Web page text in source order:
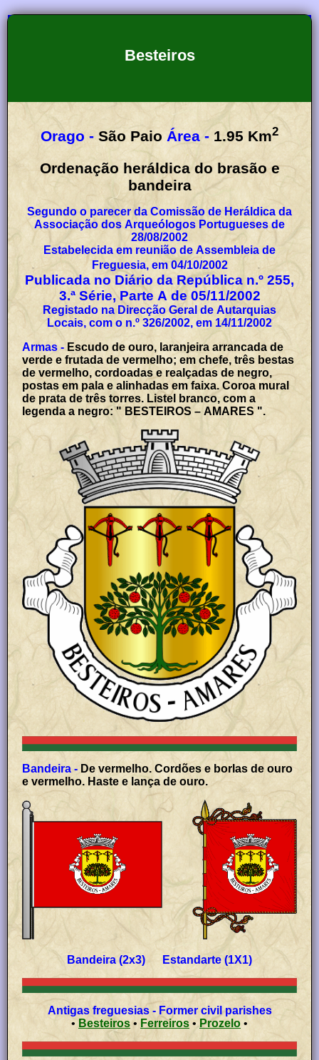
Besteiros
Orago - São Paio Área - 1.95 Km2
Ordenação heráldica do brasão e
bandeira
Segundo o parecer da Comissão de Heráldica da
Associação dos Arqueólogos Portugueses de
28/08/2002
Estabelecida em reunião de Assembleia de
Freguesia, em 04/10/2002
Publicada no Diário da República n.º 255,
3.ª Série, Parte A de 05/11/2002
Registado na Direcção Geral de Autarquias
Locais, com o n.º 326/2002, em 14/11/2002
Armas - Escudo de ouro, laranjeira arrancada de
verde e frutada de vermelho; em chefe, três bestas
de vermelho, cordoadas e realçadas de negro,
postas em pala e alinhadas em faixa. Coroa mural
de prata de três torres. Listel branco, com a
legenda a negro: " BESTEIROS – AMARES ".
Bandeira - De vermelho. Cordões e borlas de ouro
e vermelho. Haste e lança de ouro.
Bandeira (2x3) Estandarte (1X1)
Antigas freguesias - Former civil parishes
• Besteiros • Ferreiros • Prozelo •